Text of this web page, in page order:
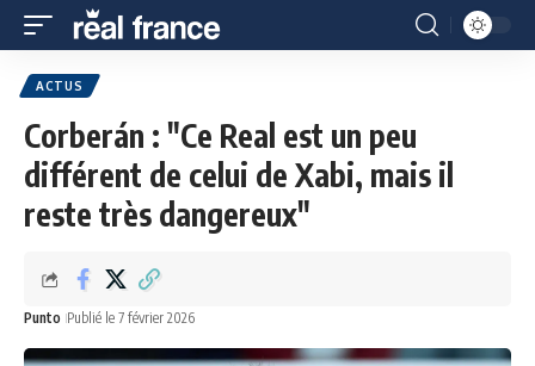
ACTUS
Corberán : "Ce Real est un peu
différent de celui de Xabi, mais il
reste très dangereux"
Punto Publié le 7 février 2026